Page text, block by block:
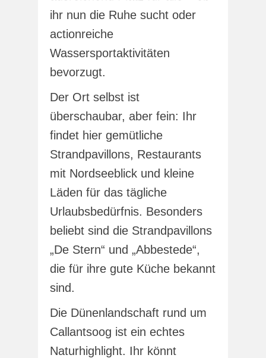
ihr nun die Ruhe sucht oder
actionreiche
Wassersportaktivitäten
bevorzugt.
Der Ort selbst ist
überschaubar, aber fein: Ihr
findet hier gemütliche
Strandpavillons, Restaurants
mit Nordseeblick und kleine
Läden für das tägliche
Urlaubsbedürfnis. Besonders
beliebt sind die Strandpavillons
„De Stern“ und „Abbestede“,
die für ihre gute Küche bekannt
sind.
Die Dünenlandschaft rund um
Callantsoog ist ein echtes
Naturhighlight. Ihr könnt